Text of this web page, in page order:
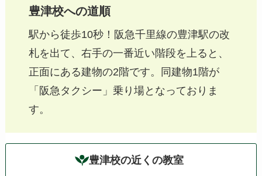
豊津校への道順
駅から徒歩10秒！阪急千里線の豊津駅の改
札を出て、右手の一番近い階段を上ると、
正面にある建物の2階です。同建物1階が
「阪急タクシー」乗り場となっておりま
す。
豊津校の近くの教室